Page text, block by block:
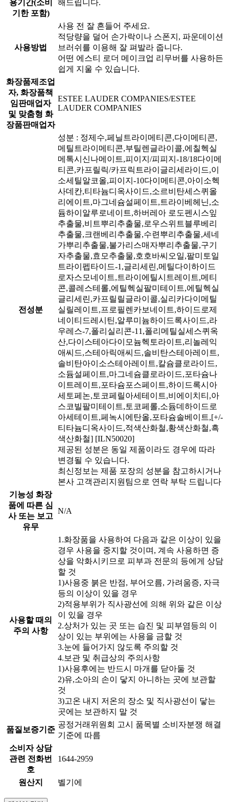
용기간(소비
기한 포함)
해드립니다.
사용방법
사용 전 잘 흔들어 주세요.
적당량을 덜어 손가락이나 스폰지, 파운데이션
브러쉬를 이용해 잘 펴발라 줍니다.
어떤 에스티 로더 메이크업 리무버를 사용하든
쉽게 지울 수 있습니다.
화장품제조업
자, 화장품책
임판매업자
및 맞춤형 화
장품판매업자
ESTEE LAUDER COMPANIES/ESTEE
LAUDER COMPANIES
전성분
성분 : 정제수,페닐트라이메티콘,다이메티콘,
메틸트라이메티콘,부틸렌글라이콜,에칠헥실
메톡시신나메이트,피이지/피피지-18/18다이메
티콘,카프릴릭/카프릭트라이글리세라이드,이
소세틸알코올,피이지-10다이메티콘,아이소헥
사데칸,티타늄디옥사이드,소르비탄세스퀴올
리에이트,마그네슘설페이트,트라이베헤닌,소
듐하이알루로네이트,하버레아 로도펜시스잎
추출물,비트뿌리추출물,로우스위트블루베리
추출물,크랜베리추출물,수련뿌리추출물,세네
가뿌리추출물,불가리스매자뿌리추출물,구기
자추출물,효모추출물,호호바씨오일,팔미토일
트라이펩타이드-1,글리세린,메틸다이하이드
로자스모네이트,트라이에틸시트레이트,메티
콘,콜레스테롤,에틸헥실팔미테이트,에틸헥실
글리세린,카프릴릴글라이콜,실리카다이메틸
실릴레이트,프로필렌카보네이트,하이드로제
네이티드레시틴,알루미늄하이드록사이드,라
우레스-7,폴리실리콘-11,폴리메틸실세스퀴옥
산,다이스테아다이모늄헥토라이트,리놀레익
애씨드,스테아릭애씨드,솔비탄스테아레이트,
솔비탄아이소스테아레이트,칼슘클로라이드,
소듐설페이트,마그네슘클로라이드,포타슘나
이트레이트,포타슘포스페이트,하이드록시아
세토페논,토코페릴아세테이트,비에이치티,아
스코빌팔미테이트,토코페롤,소듐데하이드로
아세테이트,페녹시에탄올,포타슘솔베이트,[+/-
티타늄디옥사이드,적색산화철,황색산화철,흑
색산화철] [ILN50020]
제공된 성분은 동일 제품이라도 경우에 따라
변경될 수 있습니다.
최신정보는 제품 포장의 성분을 참고하시거나
본사 고객관리지원팀으로 연락 부탁 드립니다
기능성 화장
품에 따른 심
사 또는 보고
유무
N/A
사용할 때의
주의 사항
1.화장품을 사용하여 다음과 같은 이상이 있을
경우 사용을 중지할 것이며, 계속 사용하면 증
상을 악화시키므로 피부과 전문의 등에게 상담
할 것
1)사용중 붉은 반점, 부어오름, 가려움증, 자극
등의 이상이 있을 경우
2)적용부위가 직사광선에 의해 위와 같은 이상
이 있을 경우
2.상처가 있는 곳 또는 습진 및 피부염등의 이
상이 있는 부위에는 사용을 금할 것
3.눈에 들어가지 않도록 주의할 것
4.보관 및 취급상의 주의사항
1)사용후에는 반드시 마개를 닫아둘 것
2)유,소아의 손이 닿지 아니하는 곳에 보관할
것
3)고온 내지 저온의 장소 및 직사광선이 닿는
곳에는 보관하지 말 것
품질보증기준
공정거래위원회 고시 품목별 소비자분쟁 해결
기준에 따름
소비자 상담
관련 전화번
호
1644-2959
원산지 벨기에